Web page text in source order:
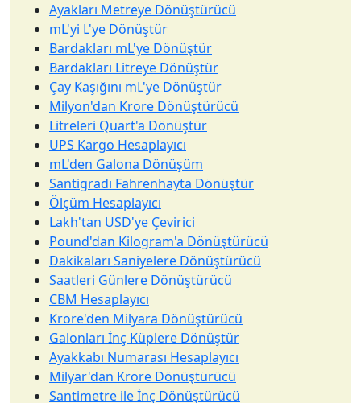
Ayakları Metreye Dönüştürücü
mL'yi L'ye Dönüştür
Bardakları mL'ye Dönüştür
Bardakları Litreye Dönüştür
Çay Kaşığını mL'ye Dönüştür
Milyon'dan Krore Dönüştürücü
Litreleri Quart'a Dönüştür
UPS Kargo Hesaplayıcı
mL'den Galona Dönüşüm
Santigradı Fahrenhayta Dönüştür
Ölçüm Hesaplayıcı
Lakh'tan USD'ye Çevirici
Pound'dan Kilogram'a Dönüştürücü
Dakikaları Saniyelere Dönüştürücü
Saatleri Günlere Dönüştürücü
CBM Hesaplayıcı
Krore'den Milyara Dönüştürücü
Galonları İnç Küplere Dönüştür
Ayakkabı Numarası Hesaplayıcı
Milyar'dan Krore Dönüştürücü
Santimetre ile İnç Dönüştürücü